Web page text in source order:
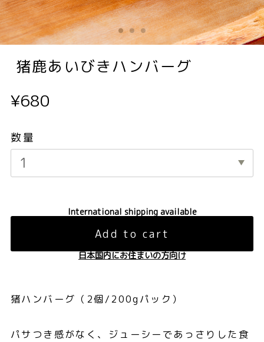
猪鹿あいびきハンバーグ
¥680
数量
International shipping available
Add to cart
日本国内にお住まいの方向け
猪ハンバーグ（2個/200gパック）
パサつき感がなく、ジューシーであっさりした⾷